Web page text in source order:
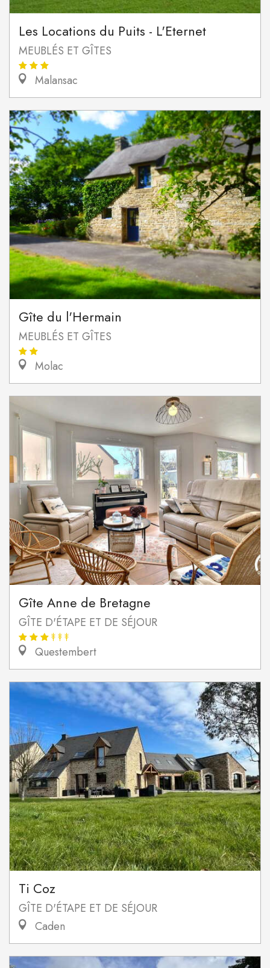
Les Locations du Puits - L'Eternet
MEUBLÉS ET GÎTES
Malansac
Gîte du l'Hermain
MEUBLÉS ET GÎTES
Molac
Gîte Anne de Bretagne
GÎTE D'ÉTAPE ET DE SÉJOUR
Questembert
Ti Coz
GÎTE D'ÉTAPE ET DE SÉJOUR
Caden